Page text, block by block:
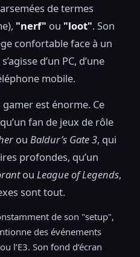
de termes
"nerf" ou "loot". Son
confortable face à un
d’un PC, d’une
mobile.
est énorme. Ce
fan de jeux de rôle
ou Baldur’s Gate 3, qui
profondes, qu’un
ou League of Legends,
sont tout.
de son "setup",
des événements
l’E3. Son fond d’écran